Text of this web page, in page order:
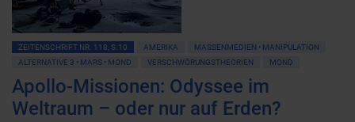
ZEITENSCHRIFT NR. 118, S.10 AMERIKA
MASSENMEDIEN • MANIPULATION
ALTERNATIVE 3 • MARS • MOND
VERSCHWÖRUNGSTHEORIEN MOND
Apollo-Missionen: Odyssee im
Weltraum – oder nur auf Erden?